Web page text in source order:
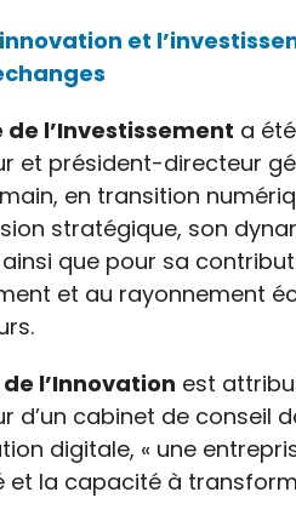
et
de l’Investissement a
et président-directeur
en transition
stratégique, son
que pour sa
et au rayonnement
l’Innovation est
d’un cabinet de conseil
digitale, « une
et la capacité à